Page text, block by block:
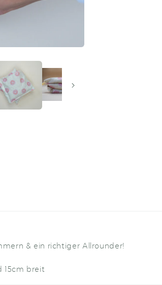
& ein richtiger Allrounder!
15cm breit